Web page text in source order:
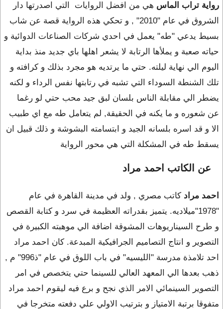
رواية تراب الماس هي من افضل الروايات التي اصدرتها دار
الشروق في عام "2010" , و تحكي هذه الرواية قصة عن شاب
بسيط يدعي "طه" يعمل في احدي شركات الصناعات الدوائية و
حياته صعبة و يملأها الرتابة لا يشعر اهلها باي جديد منذ بداية
اليوم الي نهاية ليلته. حتي ما يرتديه هو مجرد بذلك و كرافته و
تلك الشنطة السوداء التي تشبه في رتابتها نفس الرداء و لكنه
يضطر الي مقابلة الناس بلسان لبق جيد محب حتي لو رغما
عن شعوره و ما يكنه في الحقيقة, لم يتعامل طه مع اي طبيب
الا و قد اسره بلسانه الجيد و ابتسامته البشوشة و ذلك قبيل ان
يسقط طه في المشكلة التي هي محور الرواية
عن الكاتب احمد مراد
احمد مراد كاتب مصري , ولد في مدينة القاهرة في عام
"1978"ميلاديه. يتميز بقدراته العظيمة في سرد و كتابة القصص
و طرح السيناريوهات المشوقة اضافة الي موهبته الكبيرة في
التصوير و انتاج التصاميم الجرافيكية المبدعة. كان احمد مراد
احد تلامذة مدرسة "الليسيه" في باب اللوق في عام "ذ996" م ,
ذهب بعدها الي المعهد العالي للسينما حتي يتخصص في امر
التصوير السينمائي الامر الذي نجح و برع فيه ليقوم احمد مراد
متفوقا برتبة الامتياز و بترتيب الاولي علي دفعته متخرجا في